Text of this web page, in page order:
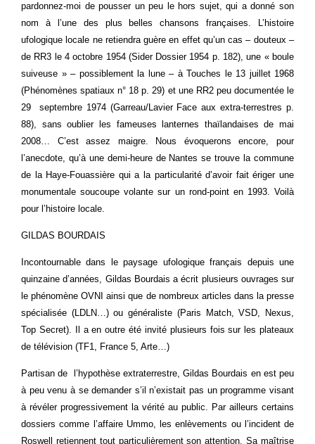
pardonnez-moi de pousser un peu le hors sujet, qui a donné son
nom à l’une des plus belles chansons françaises. L’histoire
ufologique locale ne retiendra guère en effet qu’un cas – douteux –
de RR3 le 4 octobre 1954 (Sider Dossier 1954 p. 182), une « boule
suiveuse » – possiblement la lune – à Touches le 13 juillet 1968
(Phénomènes spatiaux n° 18 p. 29) et une RR2 peu documentée le
29 septembre 1974 (Garreau/Lavier Face aux extra-terrestres p.
88), sans oublier les fameuses lanternes thaïlandaises de mai
2008… C’est assez maigre. Nous évoquerons encore, pour
l’anecdote, qu’à une demi-heure de Nantes se trouve la commune
de la Haye-Fouassière qui a la particularité d’avoir fait ériger une
monumentale soucoupe volante sur un rond-point en 1993. Voilà
pour l’histoire locale.
GILDAS BOURDAIS
Incontournable dans le paysage ufologique français depuis une
quinzaine d’années, Gildas Bourdais a écrit plusieurs ouvrages sur
le phénomène OVNI ainsi que de nombreux articles dans la presse
spécialisée (LDLN…) ou généraliste (Paris Match, VSD, Nexus,
Top Secret). Il a en outre été invité plusieurs fois sur les plateaux
de télévision (TF1, France 5, Arte…)
Partisan de l’hypothèse extraterrestre, Gildas Bourdais en est peu
à peu venu à se demander s’il n’existait pas un programme visant
à révéler progressivement la vérité au public. Par ailleurs certains
dossiers comme l’affaire Ummo, les enlèvements ou l’incident de
Roswell retiennent tout particulièrement son attention. Sa maîtrise